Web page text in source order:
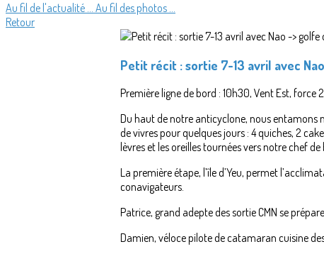
Au fil de l'actualité ... Au fil des photos ...
Retour
Petit récit : sortie 7-13 avril avec
Première ligne de bord : 10h30, Vent Est, force
Du haut de notre anticyclone, nous entamons
de vivres pour quelques jours : 4 quiches, 2
lèvres et les oreilles tournées vers notre chef
La première étape, l’île d’Yeu, permet
conavigateurs.
Patrice, grand adepte des sortie CMN se
Damien, véloce pilote de catamaran cuisine